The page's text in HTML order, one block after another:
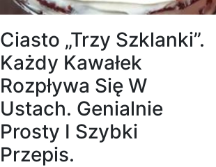
Ciasto „Trzy Szklanki”.
Każdy Kawałek
Rozpływa Się W
Ustach. Genialnie
Prosty I Szybki
Przepis.